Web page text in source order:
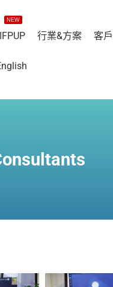
NEW
IFPUP 行業&方案 客